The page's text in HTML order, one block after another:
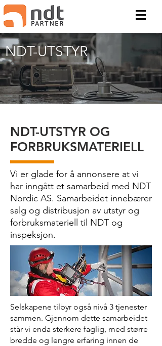
NDT-UTSTYR
NDT-UTSTYR OG
FORBRUKSMATERIELL
Vi er glade for å annonsere at vi
har inngått et samarbeid med NDT
Nordic AS. Samarbeidet innebærer
salg og distribusjon av utstyr og
forbruksmateriell til NDT og
inspeksjon.
Selskapene tilbyr også nivå 3 tjenester
sammen. Gjennom dette samarbeidet
står vi enda sterkere faglig, med større
bredde og lengre erfaring innen de